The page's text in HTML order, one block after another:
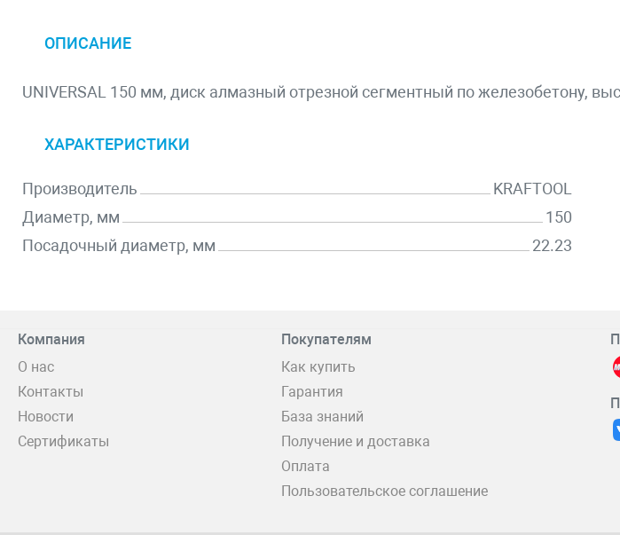
ОПИСАНИЕ
UNIVERSAL 150 мм, диск алмазный отрезной сегментный по железобетону,
ХАРАКТЕРИСТИКИ
Производитель
KRAFTOOL
Диаметр, мм
150
Посадочный диаметр, мм
22.23
Компания
О нас
Контакты
Новости
Сертификаты
Покупателям
Как купить
Гарантия
База знаний
Получение и доставка
Оплата
Пользовательское соглашение